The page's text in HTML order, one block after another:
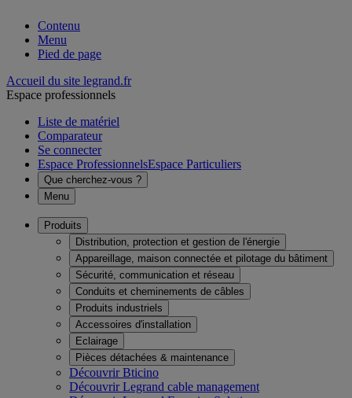
Contenu
Menu
Pied de page
Accueil du site legrand.fr
Espace professionnels
Liste de matériel
Comparateur
Se connecter
Espace ProfessionnelsEspace Particuliers
Que cherchez-vous ?
Menu
Produits
Distribution, protection et gestion de l'énergie
Appareillage, maison connectée et pilotage du bâtiment
Sécurité, communication et réseau
Conduits et cheminements de câbles
Produits industriels
Accessoires d'installation
Eclairage
Pièces détachées & maintenance
Découvrir Bticino
Découvrir Legrand cable management